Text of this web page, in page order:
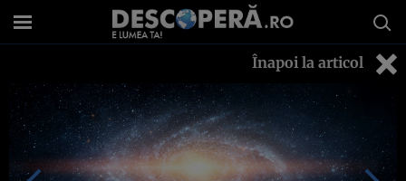
Înapoi la articol